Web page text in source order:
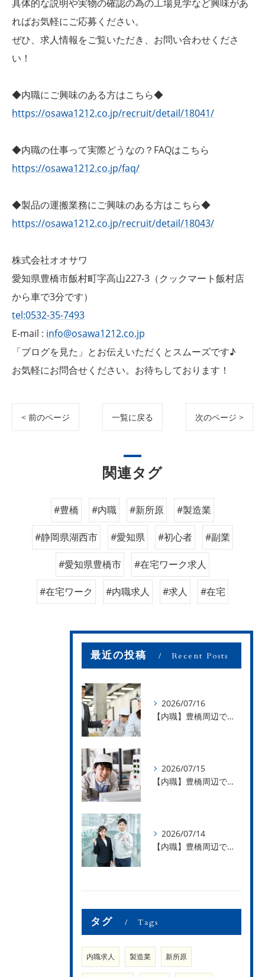
具体的な説明や実物の確認の為の工場見学など興味があ
ればお気軽にご応募ください。
ぜひ、求人情報をご覧いただき、お問い合わせくださ
い！
◆内職にご興味のある方はこちら◆
https://osawa1212.co.jp/recruit/detail/18041/
◆内職の仕事って実際どうなの？FAQはこちら
https://osawa1212.co.jp/faq/
◆製品の運搬業務にご興味のある方はこちら◆
https://osawa1212.co.jp/recruit/detail/18043/
株式会社オオサワ
愛知県豊橋市飯村町字高山227-3（クックマート飯村店
から車で3分です）
tel:0532-35-7493
E-mail : info@osawa1212.co.jp
「ブログを見た」とお伝えいただくとスムーズです♪
お気軽にお問合せください。お待ちしております！
< 前のページ 一覧に戻る 次のページ >
関連タグ
#豊橋 #内職 #新所原 #製造業
#静岡県湖西市 #愛知県 #初心者 #副業
#愛知県豊橋市 #在宅ワーク求人
#在宅ワーク #内職求人 #求人 #在宅
最近の投稿 Recent Posts
2026/07/16
【内職】豊橋周辺で内職のお仕事を探している方募集中！【お仕事の内容】
2026/07/15
【内職】豊橋周辺で内職のお仕事を探している方募集中！【急な学級閉鎖も安心】
2026/07/14
【内職】豊橋周辺で内職のお仕事を探している方募集中！【内職さまのお声②】
タグ Tags
内職求人 製造業 新所原